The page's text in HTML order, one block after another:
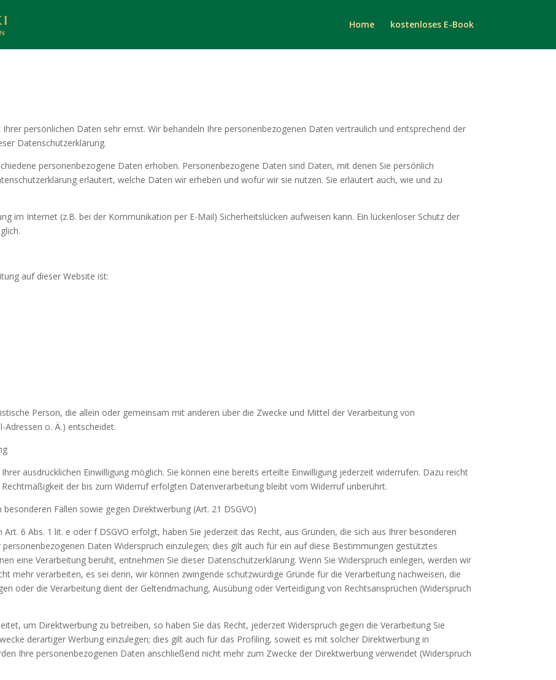
Home kostenloses E-Book
persönlichen Daten sehr ernst. Wir behandeln Ihre personenbezogenen Daten vertraulich und entsprechend der
Datenschutzerklärung.
personenbezogene Daten erhoben. Personenbezogene Daten sind Daten, mit denen Sie persönlich
erläutert, welche Daten wir erheben und wofür wir sie nutzen. Sie erläutert auch, wie und zu
im Internet (z.B. bei der Kommunikation per E-Mail) Sicherheitslücken aufweisen kann. Ein lückenloser Schutz der
auf dieser Website ist:
Person, die allein oder gemeinsam mit anderen über die Zwecke und Mittel der Verarbeitung von
Adressen o. Ä.) entscheidet.
ausdrücklichen Einwilligung möglich. Sie können eine bereits erteilte Einwilligung jederzeit widerrufen. Dazu reicht
der bis zum Widerruf erfolgten Datenverarbeitung bleibt vom Widerruf unberührt.
Fällen sowie gegen Direktwerbung (Art. 21 DSGVO)
6 Abs. 1 lit. e oder f DSGVO erfolgt, haben Sie jederzeit das Recht, aus Gründen, die sich aus Ihrer besonderen
Daten Widerspruch einzulegen; dies gilt auch für ein auf diese Bestimmungen gestütztes
eine Verarbeitung beruht, entnehmen Sie dieser Datenschutzerklärung. Wenn Sie Widerspruch einlegen, werden wir
mehr verarbeiten, es sei denn, wir können zwingende schutzwürdige Gründe für die Verarbeitung nachweisen, die
oder die Verarbeitung dient der Geltendmachung, Ausübung oder Verteidigung von Rechtsansprüchen (Widerspruch
um Direktwerbung zu betreiben, so haben Sie das Recht, jederzeit Widerspruch gegen die Verarbeitung Sie
derartiger Werbung einzulegen; dies gilt auch für das Profiling, soweit es mit solcher Direktwerbung in
Ihre personenbezogenen Daten anschließend nicht mehr zum Zwecke der Direktwerbung verwendet (Widerspruch